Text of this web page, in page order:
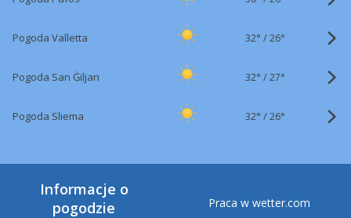
Pogoda Valletta 32° /26°
Pogoda San Ġiljan 32° /27°
Pogoda Sliema 32° /26°
Informacje o
pogodzie
Praca w wetter.com